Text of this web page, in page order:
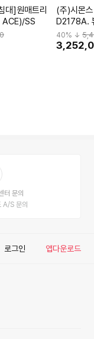
SS
(주)시몬스 [비밀
D2178A.
민. 퀸 침
40% ↓
터 문의
A/S 문의
로그인 앱다운로드